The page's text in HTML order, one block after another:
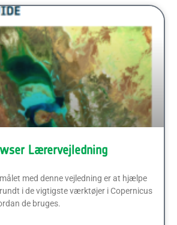
Lærervejledning
med denne vejledning er at hjælpe
i de vigtigste værktøjer i Copernicus
de bruges.